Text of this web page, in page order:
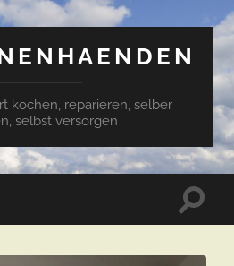
kochen, reparieren, selber
selbst versorgen